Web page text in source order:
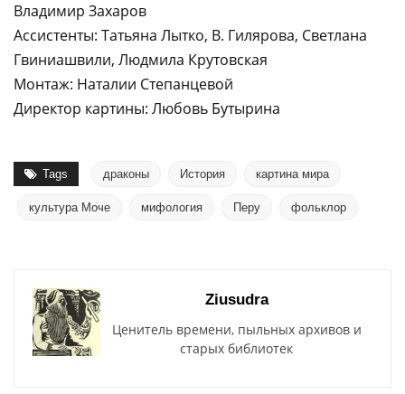
Владимир Захаров
Ассистенты: Татьяна Лытко, В. Гилярова, Светлана
Гвиниашвили, Людмила Крутовская
Монтаж: Наталии Степанцевой
Директор картины: Любовь Бутырина
Tags драконы История картина мира
культура Моче мифология Перу фольклор
Ziusudra
Ценитель времени, пыльных архивов и
старых библиотек